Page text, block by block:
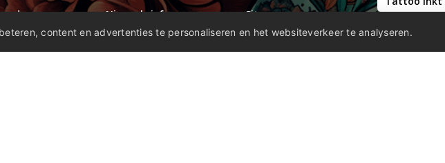
Nieuwsbrief
Sitemap
Hustle
content en advertenties te personaliseren en het websiteverkeer te analyseren.